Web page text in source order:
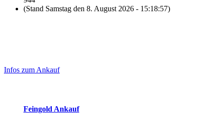
(Stand Samstag den 8. August 2026 - 15:18:57)
Sidebar
Infos zum Ankauf
Feingold Ankauf